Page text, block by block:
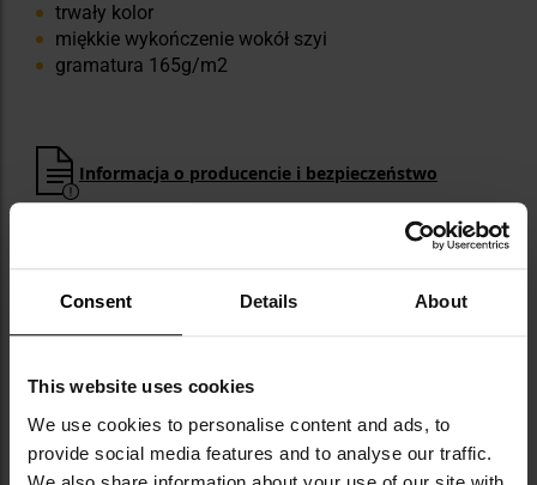
Consent Details About
This website uses cookies
We use cookies to personalise content and ads, to
provide social media features and to analyse our traffic.
trwały kolor
miękkie wykończenie wokół szyi
gramatura 165g/m2
Informacja o producencie i bezpieczeństwo
Militaria.pl jest oficjalnym dystrybutorem
marki Helikon-Tex.
Helikon-Tex to polska firma założona w 1983